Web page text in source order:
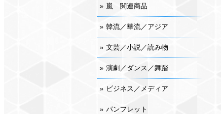
嵐 関連商品
韓流／華流／アジア
文芸／小説／読み物
演劇／ダンス／舞踏
ビジネス／メディア
パンフレット